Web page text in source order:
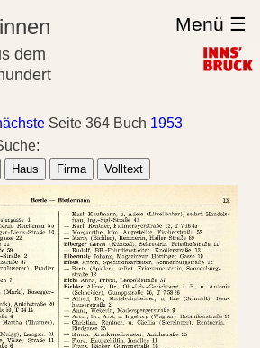
dem
Menü ☰
Seite 364 Buch 1953
Haus Firma Volltext